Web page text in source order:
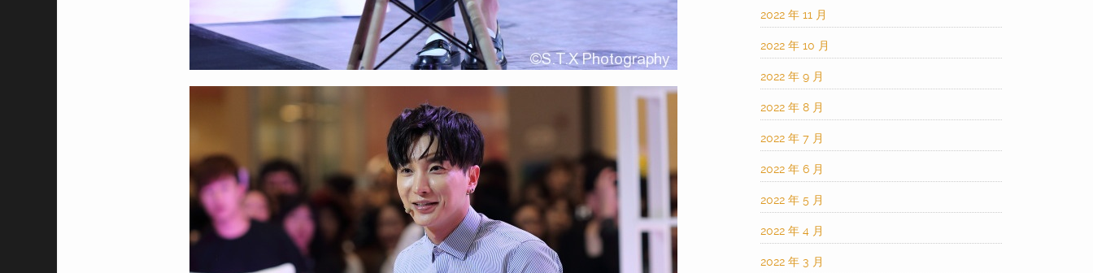
2022 年 11 月
2022 年 10 月
2022 年 9 月
2022 年 8 月
2022 年 7 月
2022 年 6 月
2022 年 5 月
2022 年 4 月
2022 年 3 月